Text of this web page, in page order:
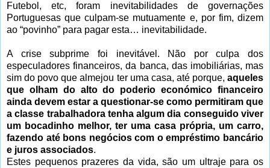
Futebol, etc, foram inevitabilidades de governações
Portuguesas que culpam-se mutuamente e, por fim, dizem
ao “povinho” para pagar esta… inevitabilidade.
A crise subprime foi inevitável. Não por culpa dos
especuladores financeiros, da banca, das imobiliárias, mas
sim do povo que almejou ter uma casa, até porque, aqueles
que olham do alto do poderio económico financeiro
ainda devem estar a questionar-se como permitiram que
a classe trabalhadora tenha algum dia conseguido viver
um bocadinho melhor, ter uma casa própria, um carro,
fazendo até bons negócios com o empréstimo bancário
e juros associados.
Estes pequenos prazeres da vida, são um ultraje para os